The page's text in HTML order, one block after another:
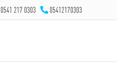
0541 217 0303 05412170303